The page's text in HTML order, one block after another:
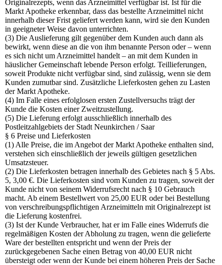
Originalrezepts, wenn das Arzneimittel verfügbar ist. Ist für die
Markt Apotheke erkennbar, dass das bestellte Arzneimittel nicht
innerhalb dieser Frist geliefert werden kann, wird sie den Kunden
in geeigneter Weise davon unterrichten.
(3) Die Auslieferung gilt gegenüber dem Kunden auch dann als
bewirkt, wenn diese an die von ihm benannte Person oder – wenn
es sich nicht um Arzneimittel handelt – an mit dem Kunden in
häuslicher Gemeinschaft lebende Person erfolgt. Teillieferungen,
soweit Produkte nicht verfügbar sind, sind zulässig, wenn sie dem
Kunden zumutbar sind. Zusätzliche Lieferkosten gehen zu Lasten
der Markt Apotheke.
(4) Im Falle eines erfolglosen ersten Zustellversuchs trägt der
Kunde die Kosten einer Zweitzustellung.
(5) Die Lieferung erfolgt ausschließlich innerhalb des
Postleitzahlgebiets der Stadt Neunkirchen / Saar
§ 6 Preise und Lieferkosten
(1) Alle Preise, die im Angebot der Markt Apotheke enthalten sind,
verstehen sich einschließlich der jeweils gültigen gesetzlichen
Umsatzsteuer.
(2) Die Lieferkosten betragen innerhalb des Gebietes nach § 5 Abs.
5, 3,00 €. Die Lieferkosten sind vom Kunden zu tragen, soweit der
Kunde nicht von seinem Widerrufsrecht nach § 10 Gebrauch
macht. Ab einem Bestellwert von 25,00 EUR oder bei Bestellung
von verschreibungspflichtigen Arzneimitteln mit Originalrezept ist
die Lieferung kostenfrei.
(3) Ist der Kunde Verbraucher, hat er im Falle eines Widerrufs die
regelmäßigen Kosten der Abholung zu tragen, wenn die gelieferte
Ware der bestellten entspricht und wenn der Preis der
zurückgegebenen Sache einen Betrag von 40,00 EUR nicht
übersteigt oder wenn der Kunde bei einem höheren Preis der Sache